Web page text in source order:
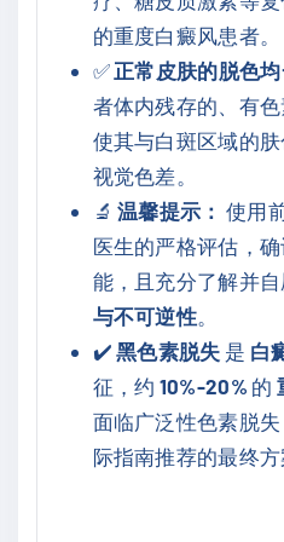
的重度白癜风患者。
✅ 正常皮肤的脱色均
者体内残存的、有
使其与白斑区域的
视觉色差。
🔬温馨提示： 使用
医生的严格评估，
能，且充分了解并
与不可逆性。
✔️黑色素脱失 是 白
征，约 10%-20% 的
面临广泛性色素脱
际指南推荐的最终方